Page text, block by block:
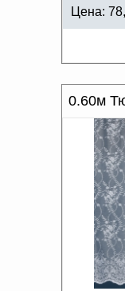
Цена:
0.60м